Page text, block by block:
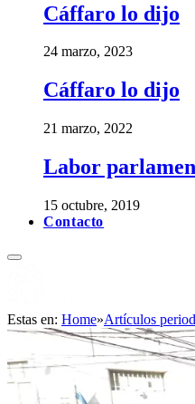
Cáffaro lo dijo
24 marzo, 2023
Cáffaro lo dijo
21 marzo, 2022
Labor
15 octubre, 2019
Contacto
Estas en: Home»Artículos